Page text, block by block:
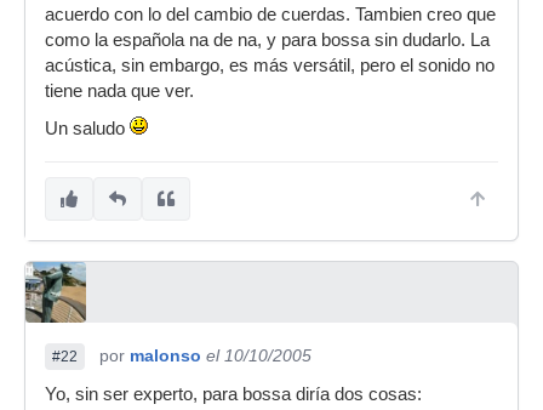
acuerdo con lo del cambio de cuerdas. Tambien creo que
como la española na de na, y para bossa sin dudarlo. La
acústica, sin embargo, es más versátil, pero el sonido no
tiene nada que ver.
Un saludo
#22 por malonso el 10/10/2005
Yo, sin ser experto, para bossa diría dos cosas: